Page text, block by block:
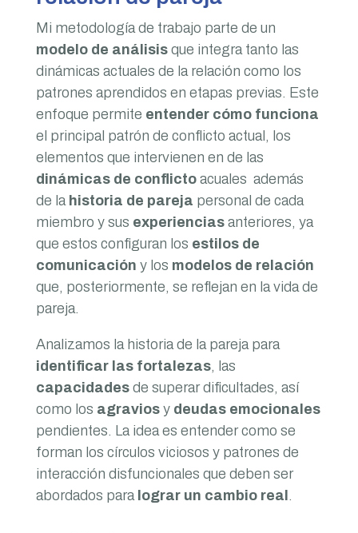
Mi metodología de trabajo parte de un
modelo de análisisque integra tanto las
dinámicas actuales de la relación como los
patrones aprendidos en etapas previas. Este
enfoque permite entender cómo funciona
el principal patrón de conflicto actual, los
elementos que intervienen en de las
dinámicas de conflictoacuales además
de la historia de pareja personal de cada
miembro y sus experienciasanteriores, ya
que estos configuran los estilos de
comunicación y los modelos de relación
que, posteriormente, se reflejan en la vida de
pareja.
Analizamos la historia de la pareja para
identificar las fortalezas, las
capacidadesde superar dificultades, así
como los agraviosy deudas emocionales
pendientes. La idea es entender como se
forman los círculos viciosos y patrones de
interacción disfuncionales que deben ser
abordados paralograr un cambio real